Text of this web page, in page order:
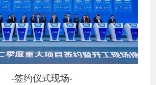
-签约仪式现场-